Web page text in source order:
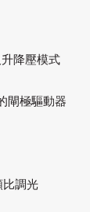
降壓模式
閘極驅動器
比調光